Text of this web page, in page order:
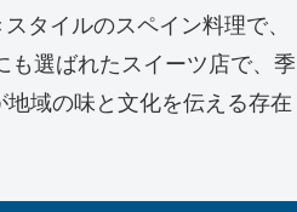
タイルのスペイン料理で、
も選ばれたスイーツ店で、季
域の味と文化を伝える存在